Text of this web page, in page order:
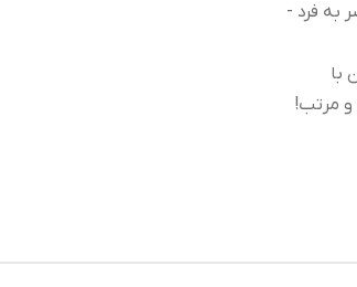
به فرد -
ایران با
و مرتب!